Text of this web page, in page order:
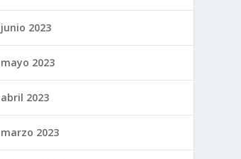
junio 2023
mayo 2023
abril 2023
marzo 2023